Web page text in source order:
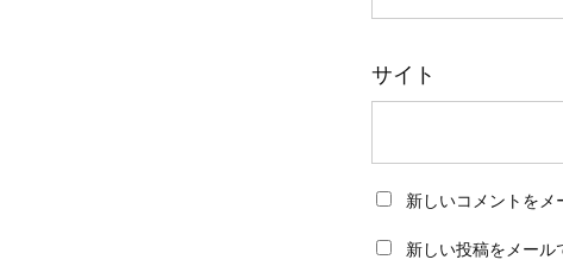
サイト
新しいコメントをメ
新しい投稿をメール